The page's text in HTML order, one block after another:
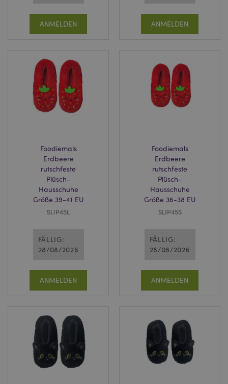
ANMELDEN ANMELDEN
Foodiemals
Erdbeere
rutschfeste
Plüsch-
Hausschuhe
Größe 39-41 EU
SLIP45L
FÄLLIG:
28/08/2026
ANMELDEN
Foodiemals
Erdbeere
rutschfeste
Plüsch-
Hausschuhe
Größe 36-38 EU
SLIP45S
FÄLLIG:
28/08/2026
ANMELDEN